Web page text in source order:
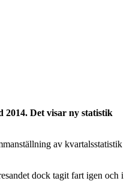
2014. Det visar ny statistik
av kvartalsstatistik
dock tagit fart igen och i